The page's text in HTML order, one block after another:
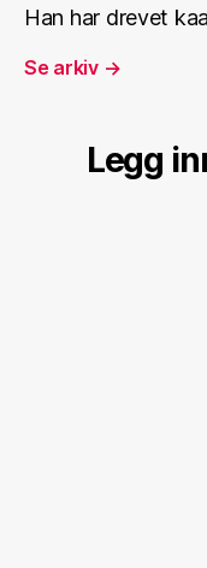
Han har drevet
Se arkiv →
Legg